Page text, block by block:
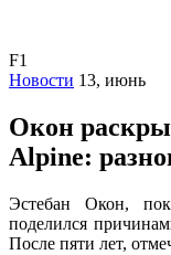
F1
Новости 13, июнь
Окон
Alpine:
Эстебан Окон,
поделился
После пяти лет,